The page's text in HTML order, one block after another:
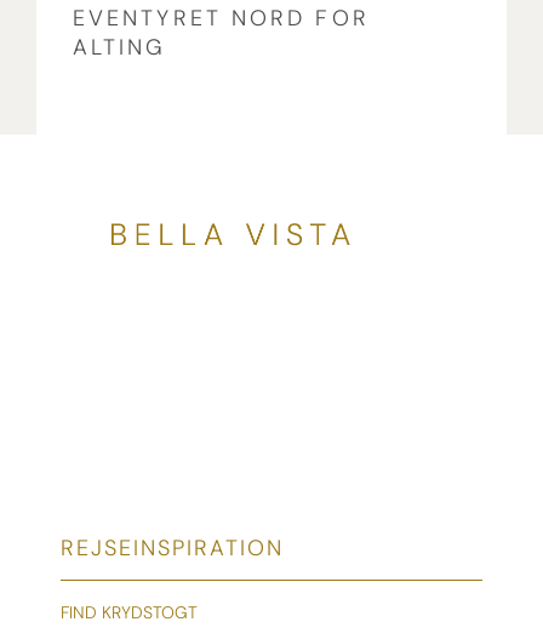
EVENTYRET NORD FOR
ALTING
REJSEINSPIRATION
FIND KRYDSTOGT